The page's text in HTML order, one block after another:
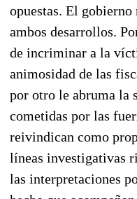
opuestas. El gobierno
ambos desarrollos.
de incriminar a la
animosidad de las
por otro le abruma la
cometidas por las
reivindican como
líneas investigativas
las interpretaciones